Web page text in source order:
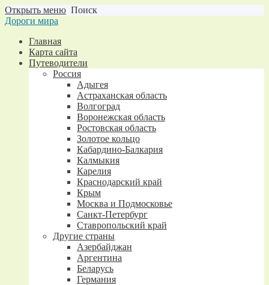
Открыть меню Поиск
Дороги мира
Главная
Карта сайта
Путеводители
Россия
Адыгея
Астраханская область
Волгоград
Воронежская область
Ростовская область
Золотое кольцо
Кабардино-Балкария
Калмыкия
Карелия
Краснодарский край
Крым
Москва и Подмосковье
Санкт-Петербург
Ставропольский край
Другие страны
Азербайджан
Аргентина
Беларусь
Германия